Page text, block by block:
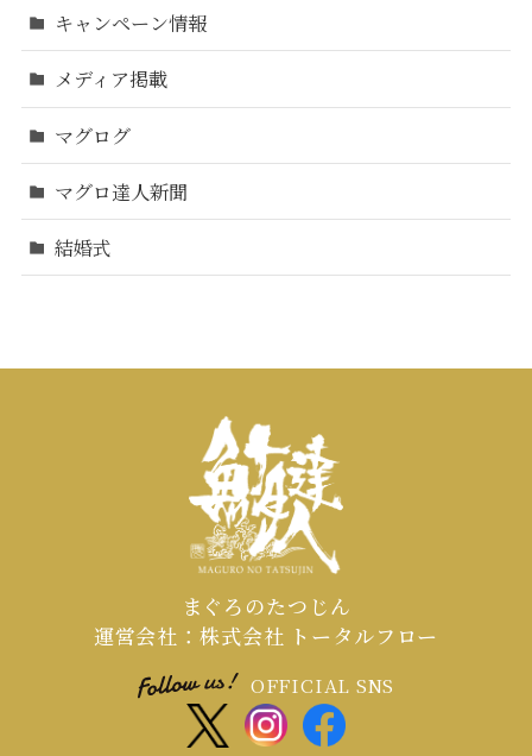
キャンペーン情報
メディア掲載
マグログ
マグロ達人新聞
結婚式
まぐろのたつじん
運営会社：株式会社 トータルフロー
OFFICIAL SNS